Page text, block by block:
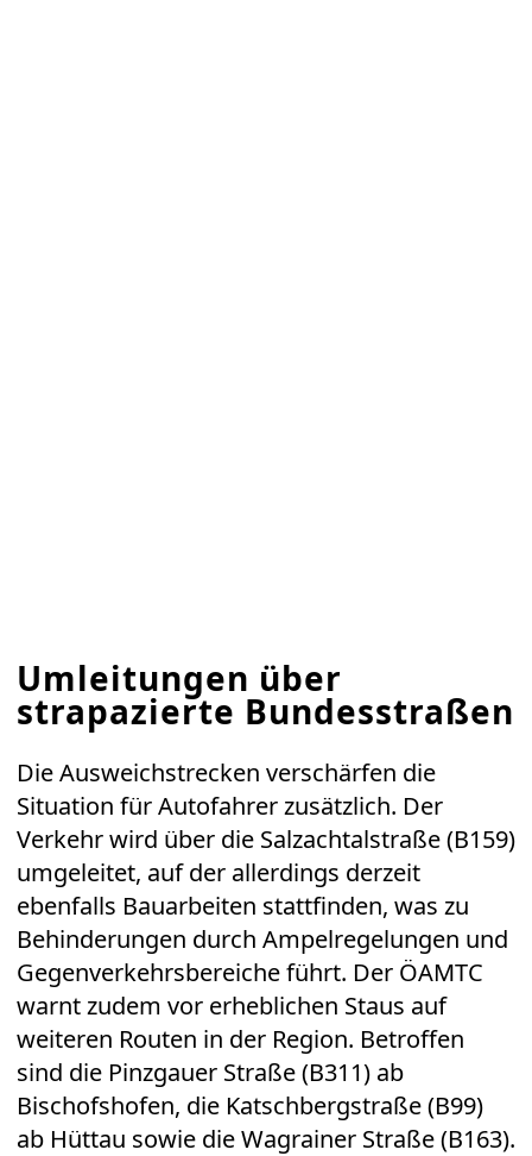
Umleitungen über
strapazierte Bundesstraßen
Die Ausweichstrecken verschärfen die
Situation für Autofahrer zusätzlich. Der
Verkehr wird über die Salzachtalstraße (B159)
umgeleitet, auf der allerdings derzeit
ebenfalls Bauarbeiten stattfinden, was zu
Behinderungen durch Ampelregelungen und
Gegenverkehrsbereiche führt. Der ÖAMTC
warnt zudem vor erheblichen Staus auf
weiteren Routen in der Region. Betroffen
sind die Pinzgauer Straße (B311) ab
Bischofshofen, die Katschbergstraße (B99)
ab Hüttau sowie die Wagrainer Straße (B163).